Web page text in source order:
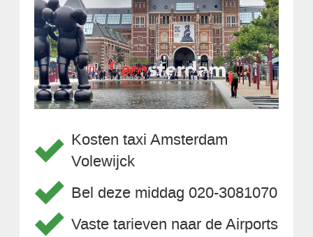
Kosten taxi Amsterdam
Volewijck
Bel deze middag 020-3081070
Vaste tarieven naar de Airports